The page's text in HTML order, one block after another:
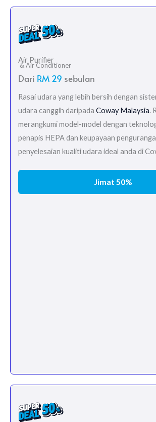
Air Purifier
& Air Conditioner
Dari RM 29 sebulan
Rasai udara yang lebih bersih dengan
udara canggih daripada Coway Malaysia.
merangkumi model-model dengan
penapis HEPA dan keupayaan
penyelesaian kualiti udara ideal anda di
Jimat 50%